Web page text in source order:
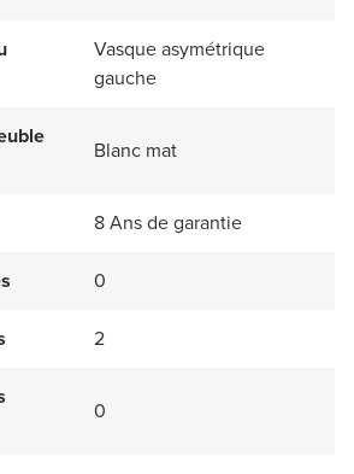
Vasque asymétrique
gauche
Blanc mat
8 Ans de garantie
0
2
0